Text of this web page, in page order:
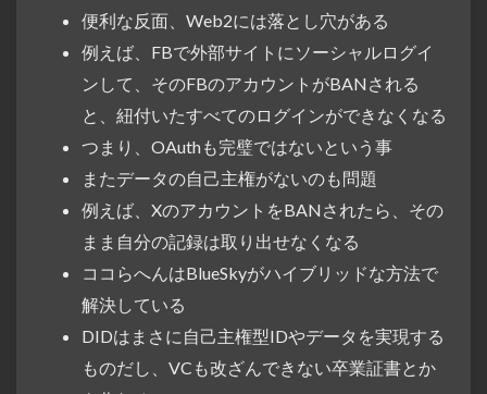
便利な反面、Web2には落とし穴がある
例えば、FBで外部サイトにソーシャルログイ
ンして、そのFBのアカウントがBANされる
と、紐付いたすべてのログインができなくなる
つまり、OAuthも完璧ではないという事
またデータの自己主権がないのも問題
例えば、XのアカウントをBANされたら、その
まま自分の記録は取り出せなくなる
ココらへんはBlueSkyがハイブリッドな方法で
解決している
DIDはまさに自己主権型IDやデータを実現する
ものだし、VCも改ざんできない卒業証書とか